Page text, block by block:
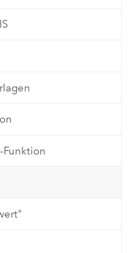
Funktion